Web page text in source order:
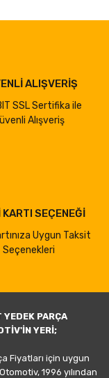
ALIŞVERİŞ
SSL Sertifika ile
Alışveriş
KARTI SEÇENEĞİ
Uygun Taksit
Seçenekleri
YEDEK PARÇA
YERİ;
Fiyatları için uygun
1996 yılından